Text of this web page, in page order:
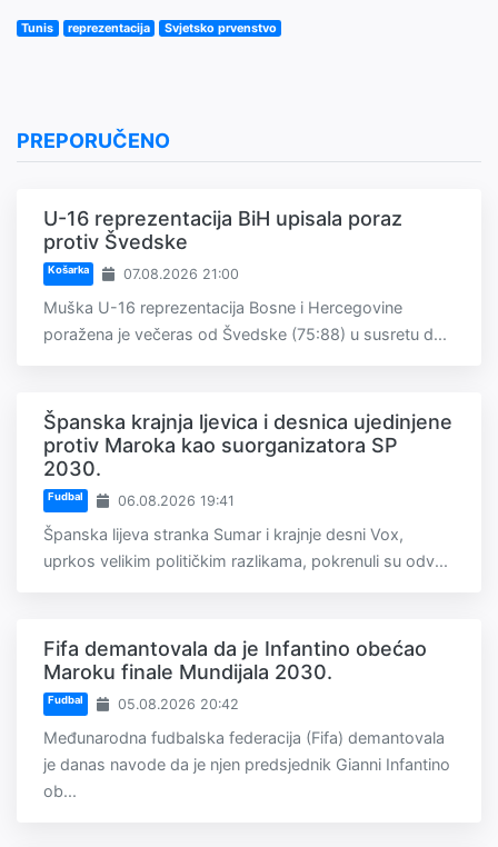
Tunis reprezentacija Svjetsko prvenstvo
PREPORUČENO
U-16 reprezentacija BiH upisala poraz
protiv Švedske
Košarka 07.08.2026 21:00
Muška U-16 reprezentacija Bosne i Hercegovine
poražena je večeras od Švedske (75:88) u susretu d...
Španska krajnja ljevica i desnica ujedinjene
protiv Maroka kao suorganizatora SP
2030.
Fudbal 06.08.2026 19:41
Španska lijeva stranka Sumar i krajnje desni Vox,
uprkos velikim političkim razlikama, pokrenuli su odv...
Fifa demantovala da je Infantino obećao
Maroku finale Mundijala 2030.
Fudbal 05.08.2026 20:42
Međunarodna fudbalska federacija (Fifa) demantovala
je danas navode da je njen predsjednik Gianni Infantino
ob...